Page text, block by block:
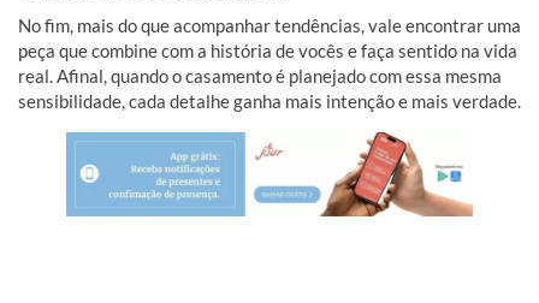
No fim, mais do que acompanhar tendências, vale encontrar uma
peça que combine com a história de vocês e faça sentido na vida
real. Afinal, quando o casamento é planejado com essa mesma
sensibilidade, cada detalhe ganha mais intenção e mais verdade.